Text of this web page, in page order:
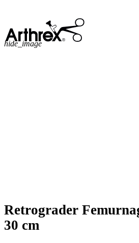
hide_image
Retrograder
30 cm